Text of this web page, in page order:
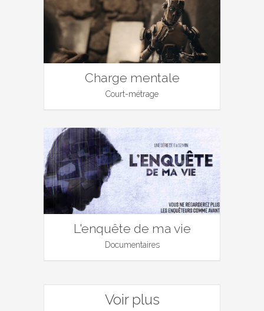
Charge mentale
Court-métrage
L'enquête de ma vie
Documentaires
Voir plus